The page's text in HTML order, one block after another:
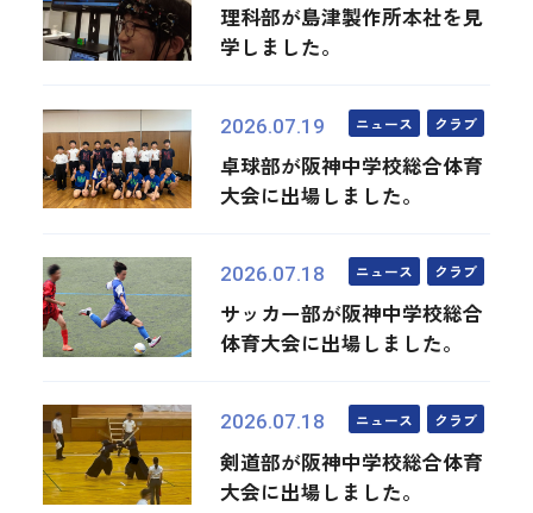
理科部が島津製作所本社を見
学しました。
2026.07.19 ニュース クラブ
卓球部が阪神中学校総合体育
大会に出場しました。
2026.07.18 ニュース クラブ
サッカー部が阪神中学校総合
体育大会に出場しました。
2026.07.18 ニュース クラブ
剣道部が阪神中学校総合体育
大会に出場しました。